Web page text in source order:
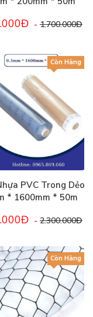
- 1.700.000Đ
Còn Hàng
PVC Trong Dẻo
* 1600mm * 50m
- 2.300.000Đ
Còn Hàng